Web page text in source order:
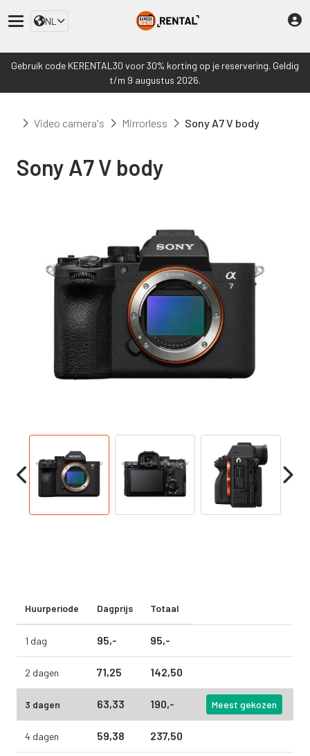
NL
Gebruik code KERENTAL30 voor 30% korting op je reservering. Geldig
t/m 9 augustus 2026.
Video camera's Mirrorless Sony A7 V body
Sony A7 V body
Huurperiode Dagprijs Totaal
1 dag 95,- 95,-
2 dagen 71,25 142,50
3 dagen 63,33 190,- Meest gekozen
4 dagen 59,38 237,50